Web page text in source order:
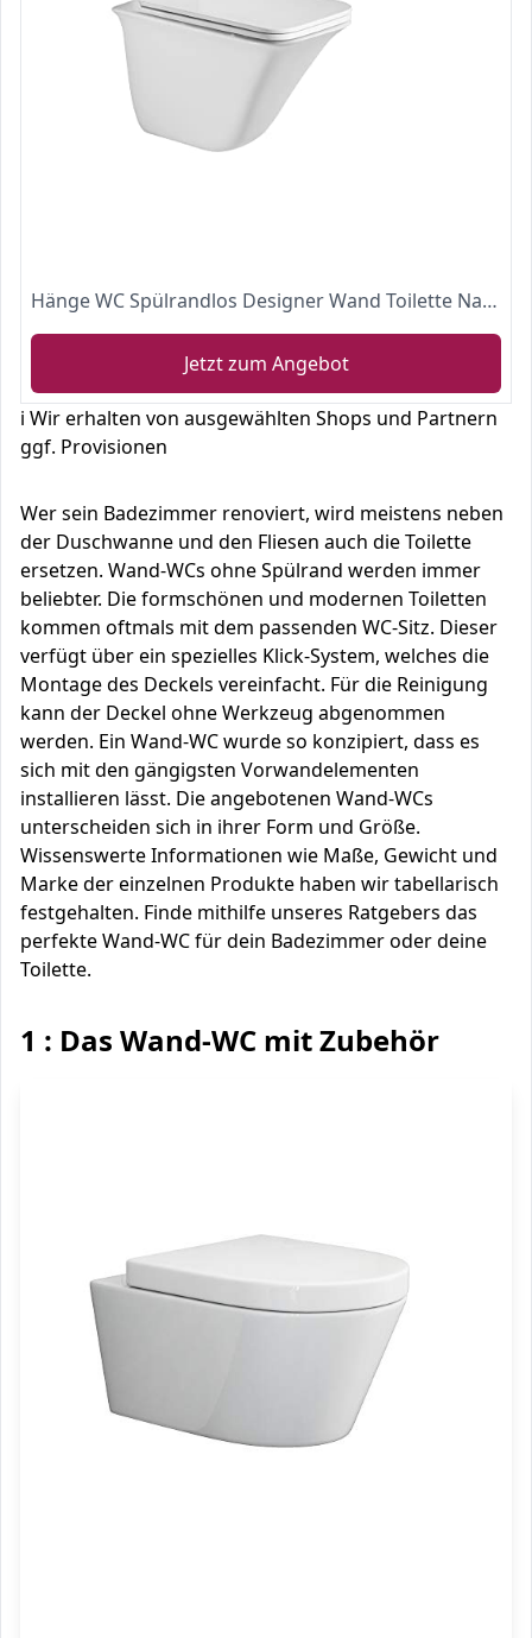
Hänge WC Spülrandlos Designer Wand Toilette Nano beschichtet mit WC Sitz + Deckel aus Duroplast und Softclose Absenkautomatik abnehmbar + Beschichtung
Jetzt zum Angebot
ℹ️ Wir erhalten von ausgewählten Shops und Partnern
ggf. Provisionen
Wer sein Badezimmer renoviert, wird meistens neben
der Duschwanne und den Fliesen auch die Toilette
ersetzen. Wand-WCs ohne Spülrand werden immer
beliebter. Die formschönen und modernen Toiletten
kommen oftmals mit dem passenden WC-Sitz. Dieser
verfügt über ein spezielles Klick-System, welches die
Montage des Deckels vereinfacht. Für die Reinigung
kann der Deckel ohne Werkzeug abgenommen
werden. Ein Wand-WC wurde so konzipiert, dass es
sich mit den gängigsten Vorwandelementen
installieren lässt. Die angebotenen Wand-WCs
unterscheiden sich in ihrer Form und Größe.
Wissenswerte Informationen wie Maße, Gewicht und
Marke der einzelnen Produkte haben wir tabellarisch
festgehalten. Finde mithilfe unseres Ratgebers das
perfekte Wand-WC für dein Badezimmer oder deine
Toilette.
1 : Das Wand-WC mit Zubehör